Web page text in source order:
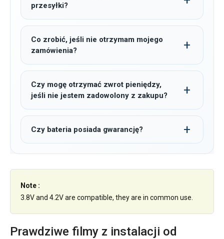
przesyłki?
Co zrobić, jeśli nie otrzymam mojego
zamówienia?
Czy mogę otrzymać zwrot pieniędzy,
jeśli nie jestem zadowolony z zakupu?
Czy bateria posiada gwarancję?
Note :
3.8V and 4.2V are compatible, they are in common use.
Prawdziwe filmy z instalacji od